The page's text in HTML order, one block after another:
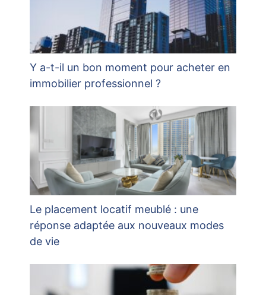
Y a-t-il un bon moment pour acheter en
immobilier professionnel ?
Le placement locatif meublé : une
réponse adaptée aux nouveaux modes
de vie